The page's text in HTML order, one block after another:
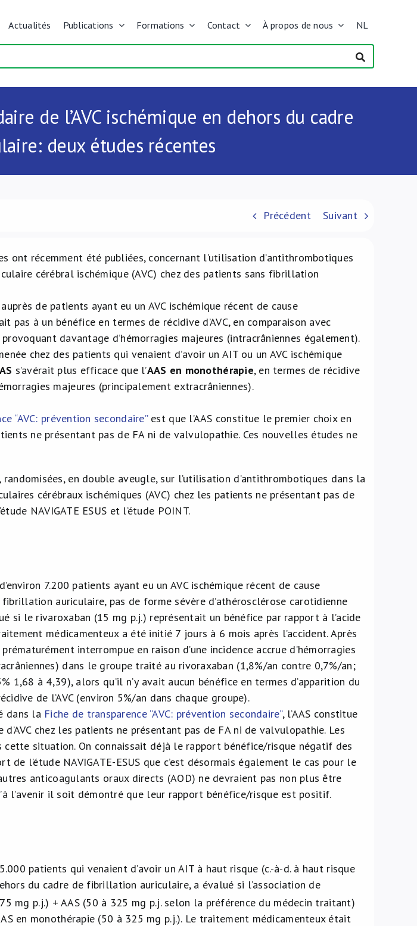
Actualités Publications Formations Contact À propos de nous NL
de l’AVC ischémique en dehors du cadre
deux études récentes
Précédent Suivant
ont récemment été publiées, concernant l’utilisation d’antithrombotiques
cérébral ischémique (AVC) chez des patients sans fibrillation
de patients ayant eu un AVC ischémique récent de cause
pas à un bénéfice en termes de récidive d’AVC, en comparaison avec
davantage d’hémorragies majeures (intracrâniennes également).
chez des patients qui venaient d’avoir un AIT ou un AVC ischémique
s’avérait plus efficace que l’AAS en monothérapie, en termes de récidive
majeures (principalement extracrâniennes).
“AVC: prévention secondaire”est que l’AAS constitue le premier choix en
ne présentant pas de FA ni de valvulopathie. Ces nouvelles études ne
en double aveugle, sur l’utilisation d’antithrombotiques dans la
cérébraux ischémiques (AVC) chez les patients ne présentant pas de
NAVIGATE ESUS et l’étude POINT.
7.200 patients ayant eu un AVC ischémique récent de cause
auriculaire, pas de forme sévère d’athérosclérose carotidienne
si le rivaroxaban (15 mg p.j.) représentait un bénéfice par rapport à l’acide
médicamenteux a été initié 7 jours à 6 mois après l’accident. Après
interrompue en raison d’une incidence accrue d’hémorragies
dans le groupe traité au rivoraxaban (1,8%/an contre 0,7%/an;
1,68 à 4,39), alors qu’il n’y avait aucun bénéfice en termes d’apparition du
de l’AVC (environ 5%/an dans chaque groupe).
dans la Fiche de transparence “AVC: prévention secondaire”, l’AAS constitue
chez les patients ne présentant pas de FA ni de valvulopathie. Les
situation. On connaissait déjà le rapport bénéfice/risque négatif des
l’étude NAVIGATE-ESUS que c’est désormais également le cas pour le
anticoagulants oraux directs (AOD) ne devraient pas non plus être
l’avenir il soit démontré que leur rapport bénéfice/risque est positif.
patients qui venaient d’avoir un AIT à haut risque (c.-à-d. à haut risque
du cadre de fibrillation auriculaire, a évalué si l’association de
mg p.j.) + AAS (50 à 325 mg p.j. selon la préférence du médecin traitant)
en monothérapie (50 à 325 mg p.j.). Le traitement médicamenteux était